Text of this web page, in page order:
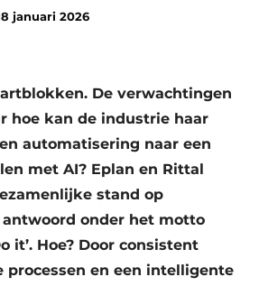
januari 2026
De verwachtingen
hoe kan de industrie haar
automatisering naar een
met AI? Eplan en Rittal
stand op
onder het motto
it’. Hoe? Door consistent
processen en een intelligente